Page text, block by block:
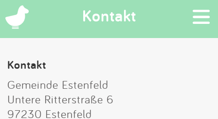
Kontakt ×
Eintragen
Kontakt
Gemeinde Estenfeld
Untere Ritterstraße 6
97230 Estenfeld